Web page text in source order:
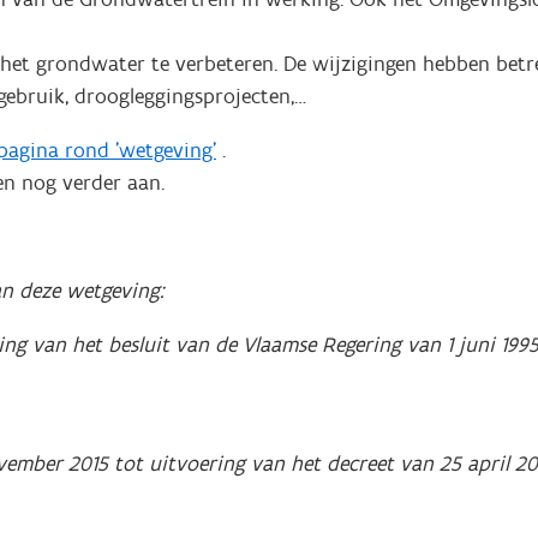
grondwater te verbeteren. De wijzigingen hebben
droogleggingsprojecten,…
rond 'wetgeving' .
nog verder aan.
deze wetgeving:
van het besluit van de Vlaamse Regering van 1 juni
2015 tot uitvoering van het decreet van 25 april